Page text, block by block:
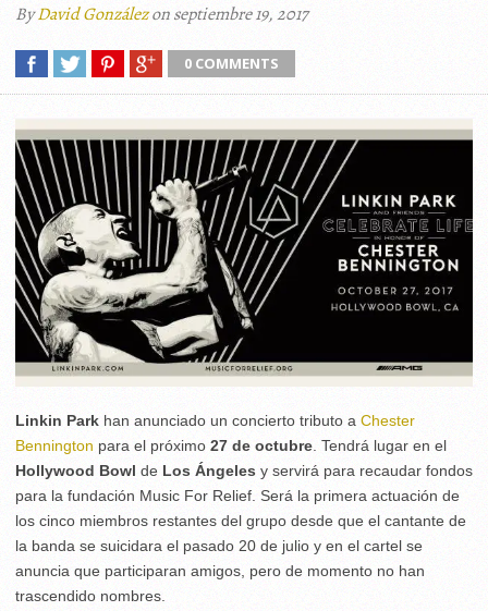
ByDavid Gonzálezon septiembre 19, 2017
0 COMMENTS
Linkin Park han anunciado un concierto tributo a Chester
Bennington para el próximo 27 de octubre . Tendrá lugar en el
Hollywood Bowl de Los Ángeles y servirá para recaudar fondos
para la fundación Music For Relief. Será la primera actuación de
los cinco miembros restantes del grupo desde que el cantante de
la banda se suicidara el pasado 20 de julio y en el cartel se
anuncia que participaran amigos, pero de momento no han
trascendido nombres.